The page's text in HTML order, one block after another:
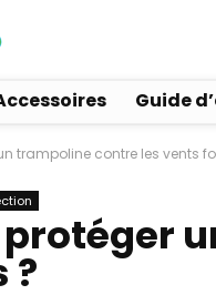
Guide
trampoline contre les vents
?